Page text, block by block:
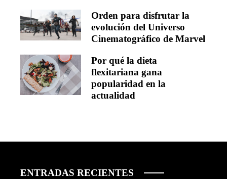
Orden para disfrutar la
evolución del Universo
Cinematográfico de Marvel
Por qué la dieta
flexitariana gana
popularidad en la
actualidad
ENTRADAS RECIENTES